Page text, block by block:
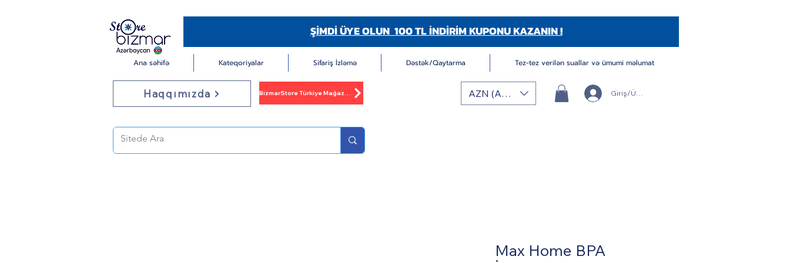
ŞİMDİ ÜYE OLUN 100 TL İNDİRİM KUPONU KAZANIN !
Ana səhifə Kateqoriyalar Sifariş İzləmə Dəstək/Qaytarma Tez-tez verilən suallar və ümumi məlumat
Haqqımızda BizmarStore Türkiye Mağazası AZN (AZN) Giriş/Üye Ol
Max Home BPA